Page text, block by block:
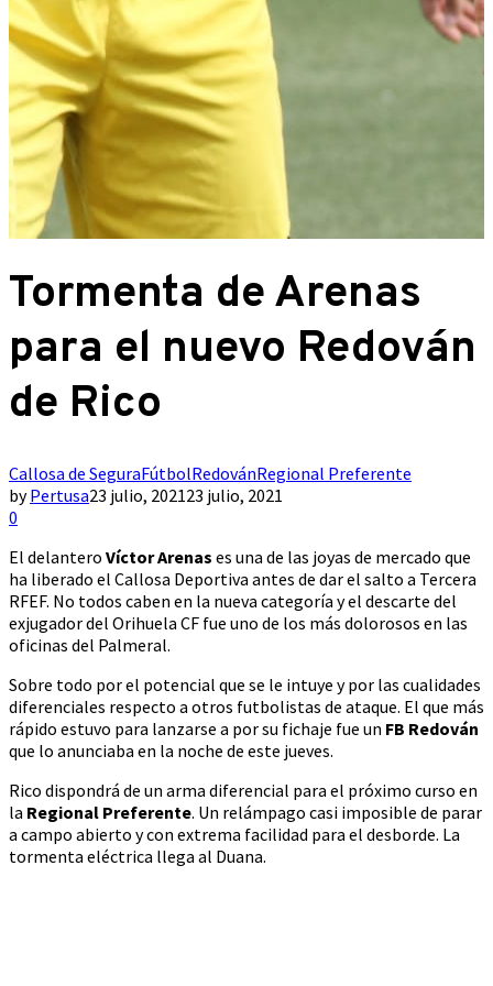
Tormenta de Arenas
para el nuevo Redován
de Rico
Callosa de SeguraFútbolRedovánRegional Preferente
byPertusa23 julio, 202123 julio, 2021
0
El delantero Víctor Arenas es una de las joyas de mercado que
ha liberado el Callosa Deportiva antes de dar el salto a Tercera
RFEF. No todos caben en la nueva categoría y el descarte del
exjugador del Orihuela CF fue uno de los más dolorosos en las
oficinas del Palmeral.
Sobre todo por el potencial que se le intuye y por las cualidades
diferenciales respecto a otros futbolistas de ataque. El que más
rápido estuvo para lanzarse a por su fichaje fue un FB Redován
que lo anunciaba en la noche de este jueves.
Rico dispondrá de un arma diferencial para el próximo curso en
la Regional Preferente. Un relámpago casi imposible de parar
a campo abierto y con extrema facilidad para el desborde. La
tormenta eléctrica llega al Duana.